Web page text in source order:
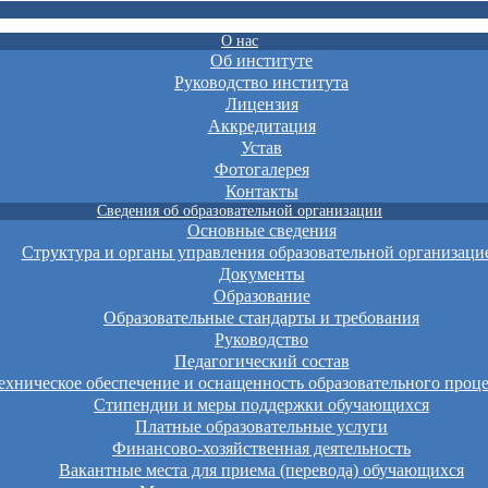
О нас
Об институте
Руководство института
Лицензия
Аккредитация
Устав
Фотогалерея
Контакты
Сведения об образовательной организации
Основные сведения
Структура и органы управления образовательной
Документы
Образование
Образовательные стандарты и требования
Руководство
Педагогический состав
обеспечение и оснащенность образовательного
Стипендии и меры поддержки обучающихся
Платные образовательные услуги
Финансово-хозяйственная деятельность
Вакантные места для приема (перевода) обучающихся